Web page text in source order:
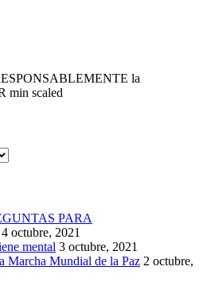
PARA
4 octubre, 2021
mental 3 octubre, 2021
Marcha Mundial de la Paz 2 octubre,